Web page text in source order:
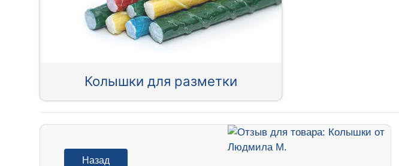
Колышки для разметки
Назад